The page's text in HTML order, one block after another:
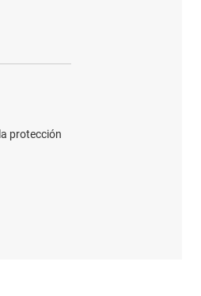
protección